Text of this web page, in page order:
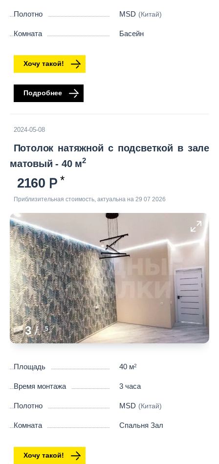
Полотно MSD (Китай)
Комната Басейн
Хочу такой!
Подробнее
2024-05-08
Потолок натяжной с подсветкой в зале
матовый - 40 м2
2160
Приблизительная стоимость, актуальна на 29 07 2026
3/ 5
Площадь 40 м2
Время монтажа 3 часа
Полотно MSD (Китай)
Комната Спальня Зал
Хочу такой!